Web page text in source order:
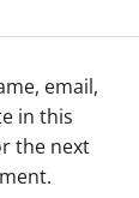
email,
in this
the next